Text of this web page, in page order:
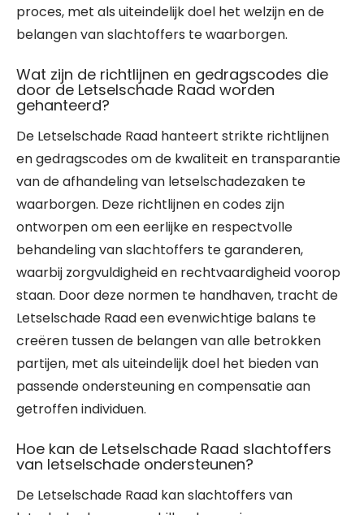
proces, met als uiteindelijk doel het welzijn en de
belangen van slachtoffers te waarborgen.
Wat zijn de richtlijnen en gedragscodes die
door de Letselschade Raad worden
gehanteerd?
De Letselschade Raad hanteert strikte richtlijnen
en gedragscodes om de kwaliteit en transparantie
van de afhandeling van letselschadezaken te
waarborgen. Deze richtlijnen en codes zijn
ontworpen om een eerlijke en respectvolle
behandeling van slachtoffers te garanderen,
waarbij zorgvuldigheid en rechtvaardigheid voorop
staan. Door deze normen te handhaven, tracht de
Letselschade Raad een evenwichtige balans te
creëren tussen de belangen van alle betrokken
partijen, met als uiteindelijk doel het bieden van
passende ondersteuning en compensatie aan
getroffen individuen.
Hoe kan de Letselschade Raad slachtoffers
van letselschade ondersteunen?
De Letselschade Raad kan slachtoffers van